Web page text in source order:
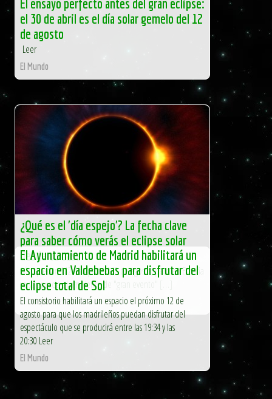
El ensayo perfecto antes del gran eclipse:
el 30 de abril es el día solar gemelo del 12
de agosto
Leer
El Mundo
¿Qué es el 'día espejo'? La fecha clave
para saber cómo verás el eclipse solar
desde tu casa
Aún quedan 112 días para el 12 de agosto, pero en España
ya se aprecia el ambiente de "gran evento" […]
El Independiente
El Ayuntamiento de Madrid habilitará un
espacio en Valdebebas para disfrutar del
eclipse total de Sol
El consistorio habilitará un espacio el próximo 12 de
agosto para que los madrileños puedan disfrutar del
espectáculo que se producirá entre las 19:34 y las
20:30 Leer
El Mundo